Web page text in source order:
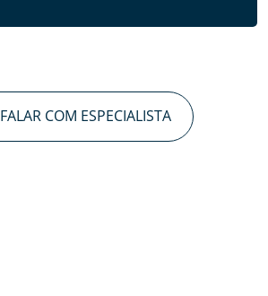
FALAR COM ESPECIALISTA